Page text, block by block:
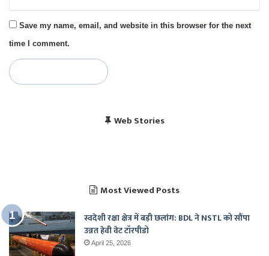
Save my name, email, and website in this browser for the next
time I comment.
Web Stories
विराट कोहली की सेंचुरी से
भारत बनाम पाकिस्तान, हेड
पाकिस्तान में बजा भारत का
चैंपियंस ट्रॉफी 2025 में
Most Viewed Posts
स्वदेशी रक्षा क्षेत्र में बड़ी छलांग: BDL ने NSTL को सौंपा
उन्नत हेवी वेट टॉरपीडो
April 25, 2026